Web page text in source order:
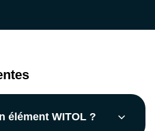
élément WITOL ?